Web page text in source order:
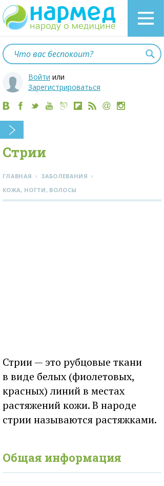
Войти или
Зарегистрироваться
Стрии
ГЛАВНАЯ › ЗАБОЛЕВАНИЯ ›
КОЖА, НОГТИ, ВОЛОСЫ
Стрии — это рубцовые ткани
в виде белых (фиолетовых,
красных) линий в местах
растяжений кожи. В народе
стрии называются растяжками.
Общая информация